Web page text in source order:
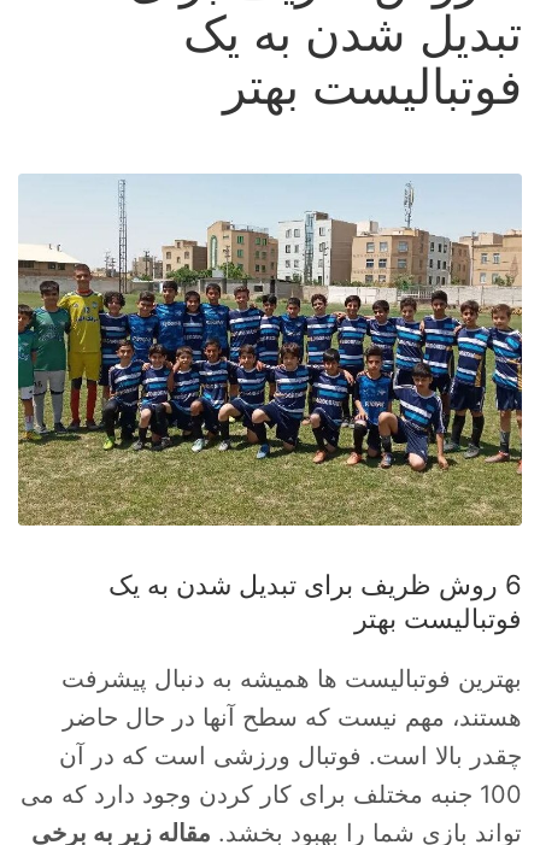
تبدیل شدن به یک
فوتبالیست بهتر
6 روش ظریف برای تبدیل شدن به یک
فوتبالیست بهتر
بهترین فوتبالیست ها همیشه به دنبال پیشرفت
هستند، مهم نیست که سطح آنها در حال حاضر
چقدر بالا است. فوتبال ورزشی است که در آن
100 جنبه مختلف برای کار کردن وجود دارد که می
تواند بازی شما را بهبود بخشد. مقاله زیر به برخی